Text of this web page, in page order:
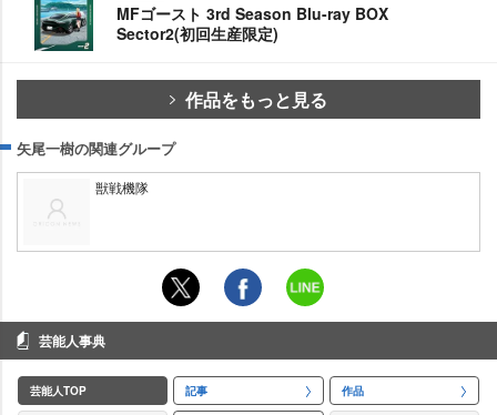
MFゴースト 3rd Season Blu-ray BOX
Sector2(初回生産限定)
作品をもっと見る
矢尾一樹の関連グループ
獣戦機隊
芸能人事典
芸能人TOP 記事 作品